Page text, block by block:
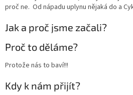
proč ne. Od nápadu uplynu nějaká do a
Jak a proč jsme začali?
Proč to děláme?
Protože nás to baví!!!
Kdy k nám přijít?